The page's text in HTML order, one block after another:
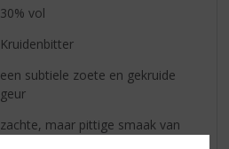
30% vol
Kruidenbitter
een subtiele zoete en gekruide
geur
zachte, maar pittige smaak van